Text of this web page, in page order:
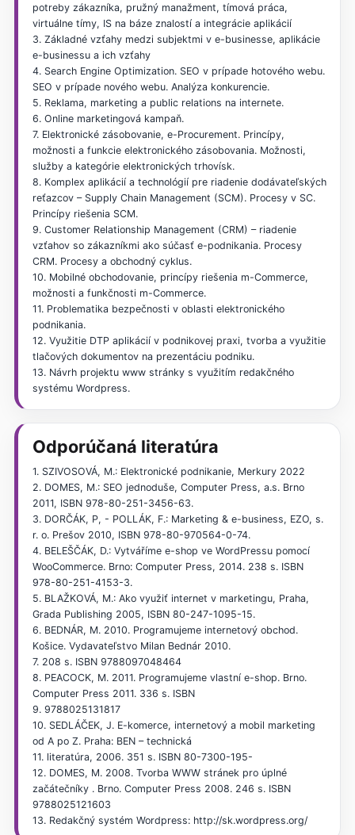
potreby zákazníka, pružný manažment, tímová práca,
virtuálne tímy, IS na báze znalostí a integrácie aplikácií
3. Základné vzťahy medzi subjektmi v e-businesse, aplikácie
e-businessu a ich vzťahy
4. Search Engine Optimization. SEO v prípade hotového webu.
SEO v prípade nového webu. Analýza konkurencie.
5. Reklama, marketing a public relations na internete.
6. Online marketingová kampaň.
7. Elektronické zásobovanie, e-Procurement. Princípy,
možnosti a funkcie elektronického zásobovania. Možnosti,
služby a kategórie elektronických trhovísk.
8. Komplex aplikácií a technológií pre riadenie dodávateľských
reťazcov – Supply Chain Management (SCM). Procesy v SC.
Princípy riešenia SCM.
9. Customer Relationship Management (CRM) – riadenie
vzťahov so zákazníkmi ako súčasť e-podnikania. Procesy
CRM. Procesy a obchodný cyklus.
10. Mobilné obchodovanie, princípy riešenia m-Commerce,
možnosti a funkčnosti m-Commerce.
11. Problematika bezpečnosti v oblasti elektronického
podnikania.
12. Využitie DTP aplikácií v podnikovej praxi, tvorba a využitie
tlačových dokumentov na prezentáciu podniku.
13. Návrh projektu www stránky s využitím redakčného
systému Wordpress.
Odporúčaná literatúra
1. SZIVOSOVÁ, M.: Elektronické podnikanie, Merkury 2022
2. DOMES, M.: SEO jednoduše, Computer Press, a.s. Brno
2011, ISBN 978-80-251-3456-63.
3. DORČÁK, P, - POLLÁK, F.: Marketing & e-business, EZO, s.
r. o. Prešov 2010, ISBN 978-80-970564-0-74.
4. BELEŠČÁK, D.: Vytváříme e-shop ve WordPressu pomocí
WooCommerce. Brno: Computer Press, 2014. 238 s. ISBN
978-80-251-4153-3.
5. BLAŽKOVÁ, M.: Ako využiť internet v marketingu, Praha,
Grada Publishing 2005, ISBN 80-247-1095-15.
6. BEDNÁR, M. 2010. Programujeme internetový obchod.
Košice. Vydavateľstvo Milan Bednár 2010.
7. 208 s. ISBN 9788097048464
8. PEACOCK, M. 2011. Programujeme vlastní e-shop. Brno.
Computer Press 2011. 336 s. ISBN
9. 9788025131817
10. SEDLÁČEK, J. E-komerce, internetový a mobil marketing
od A po Z. Praha: BEN – technická
11. literatúra, 2006. 351 s. ISBN 80-7300-195-
12. DOMES, M. 2008. Tvorba WWW stránek pro úplné
začátečníky . Brno. Computer Press 2008. 246 s. ISBN
9788025121603
13. Redakčný systém Wordpress: http://sk.wordpress.org/